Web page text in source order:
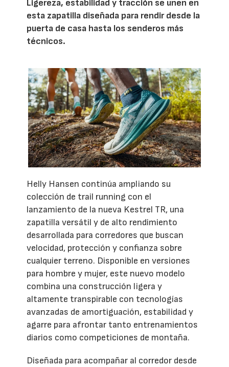
Ligereza, estabilidad y tracción se unen en
esta zapatilla diseñada para rendir desde la
puerta de casa hasta los senderos más
técnicos.
Helly Hansen continúa ampliando su
colección de trail running con el
lanzamiento de la nueva Kestrel TR, una
zapatilla versátil y de alto rendimiento
desarrollada para corredores que buscan
velocidad, protección y confianza sobre
cualquier terreno. Disponible en versiones
para hombre y mujer, este nuevo modelo
combina una construcción ligera y
altamente transpirable con tecnologías
avanzadas de amortiguación, estabilidad y
agarre para afrontar tanto entrenamientos
diarios como competiciones de montaña.
Diseñada para acompañar al corredor desde